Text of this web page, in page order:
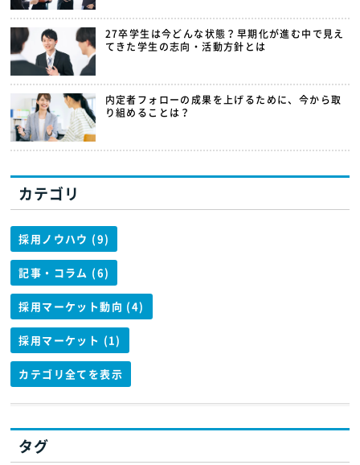
27卒学生は今どんな状態？早期化が進む中で見え
てきた学生の志向・活動方針とは
内定者フォローの成果を上げるために、今から取
り組めることは？
カテゴリ
採用ノウハウ (9)
記事・コラム (6)
採用マーケット動向 (4)
採用マーケット (1)
カテゴリ全てを表示
タグ